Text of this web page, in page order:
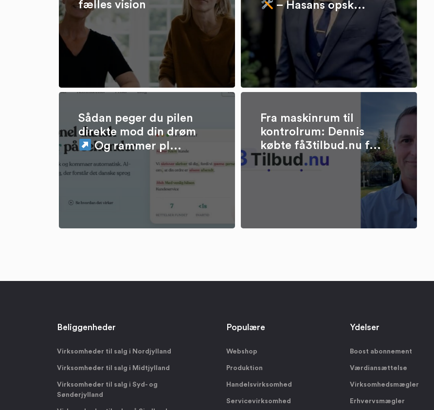
fælles vision
– Hasans opsk...
Sådan peger du pilen
direkte mod din drøm
Og rammer pl...
Fra maskinrum til
kontrolrum: Dennis
købte få3tilbud.nu f...
Beliggenheder
Virksomheder til salg i Nordjylland
Virksomheder til salg i Midtjylland
Virksomheder til salg i Syd- og
Sønderjylland
Populære
Webshop
Produktion
Handelsvirksomhed
Servicevirksomhed
Ydelser
Boost abonnement
Værdiansættelse
Virksomhedsmægler
Erhvervsmægler